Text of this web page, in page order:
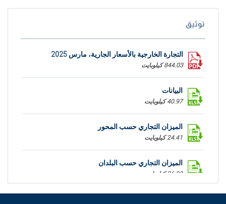
توثيق
التجارة الخارجية بالأسعار الجارية، مارس 2025
844.03 كيلوبايت
البيانات
40.97 كيلوبايت
الميزان التجاري حسب المحور
24.41 كيلوبايت
الميزان التجاري حسب البلدان
26.93 كيلوبايت